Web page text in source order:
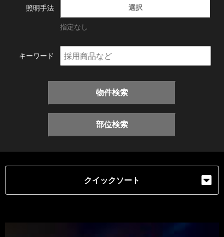
照明手法 選択
指定なし
キーワード
物件検索
部位検索
クイックソート